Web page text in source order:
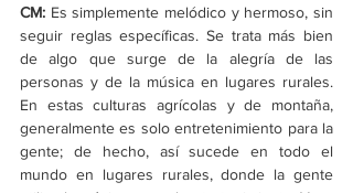
CM: Es simplemente melódico y hermoso, sin
seguir reglas específicas. Se trata más bien
de algo que surge de la alegría de las
personas y de la música en lugares rurales.
En estas culturas agrícolas y de montaña,
generalmente es solo entretenimiento para la
gente; de hecho, así sucede en todo el
mundo en lugares rurales, donde la gente